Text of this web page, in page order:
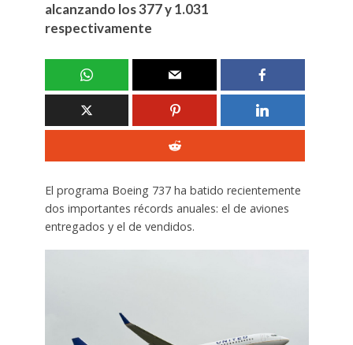
alcanzando los 377 y 1.031
respectivamente
El programa Boeing 737 ha batido recientemente
dos importantes récords anuales: el de aviones
entregados y el de vendidos.